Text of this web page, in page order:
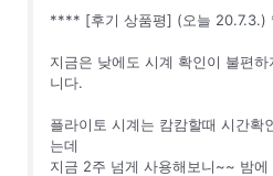
**** [후기 상품평] (오늘
지금은 낮에도 시계 확인이 불편하
니다.
플라이토 시계는 캄캄할때 시간확
는데
지금 2주 넘게 사용해보니~~ 밤에